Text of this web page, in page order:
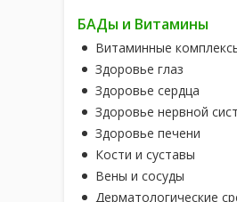
БАДы и Витамины
Витаминные
Здоровье глаз
Здоровье сердца
Здоровье нервной
Здоровье печени
Кости и суставы
Вены и сосуды
Дерматологические